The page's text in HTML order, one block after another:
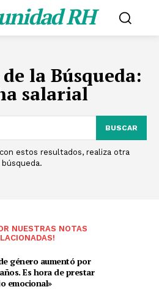
RH
la Búsqueda:
salarial
BUSCAR
estos resultados, realiza otra
búsqueda.
NUESTRAS NOTAS
género aumentó por
Es hora de prestar
emocional»